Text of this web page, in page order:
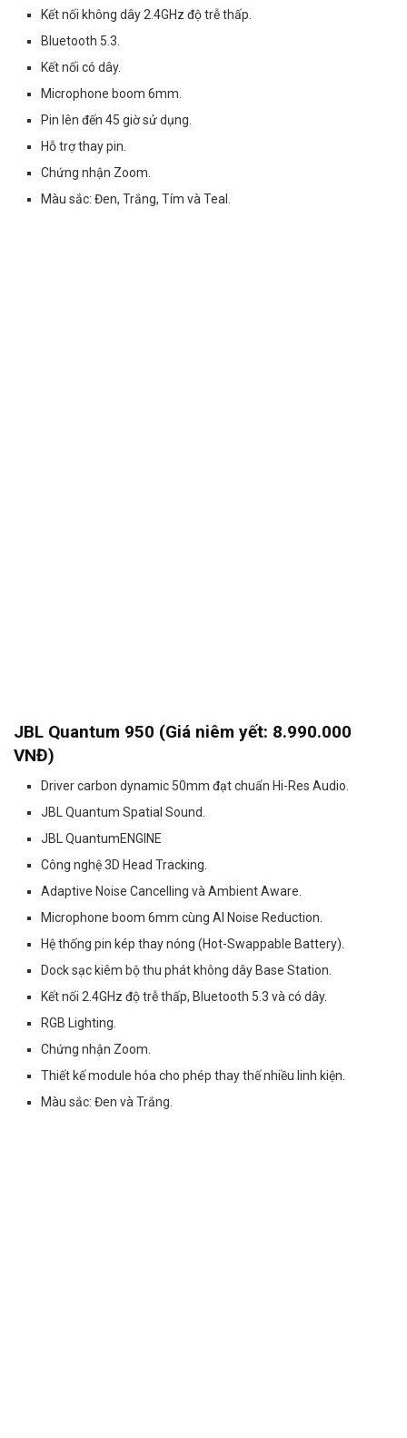
Kết nối không dây 2.4GHz độ trễ thấp.
Bluetooth 5.3.
Kết nối có dây.
Microphone boom 6mm.
Pin lên đến 45 giờ sử dụng.
Hỗ trợ thay pin.
Chứng nhận Zoom.
Màu sắc: Đen, Trắng, Tím và Teal.
JBL Quantum 950 (Giá niêm yết: 8.990.000
VNĐ)
Driver carbon dynamic 50mm đạt chuẩn Hi-Res Audio.
JBL Quantum Spatial Sound.
JBL QuantumENGINE
Công nghệ 3D Head Tracking.
Adaptive Noise Cancelling và Ambient Aware.
Microphone boom 6mm cùng AI Noise Reduction.
Hệ thống pin kép thay nóng (Hot-Swappable Battery).
Dock sạc kiêm bộ thu phát không dây Base Station.
Kết nối 2.4GHz độ trễ thấp, Bluetooth 5.3 và có dây.
RGB Lighting.
Chứng nhận Zoom.
Thiết kế module hóa cho phép thay thế nhiều linh kiện.
Màu sắc: Đen và Trắng.